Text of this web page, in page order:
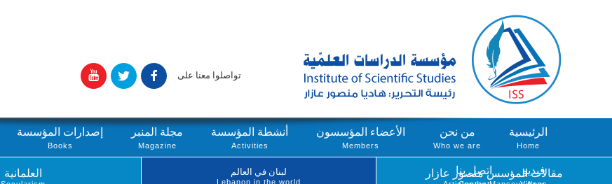
تواصلوا معنا على
الرئيسية
Home
من نحن
Who we are
الأعضاء المؤسسون
Members
أنشطة المؤسسة
Activities
مجلة المنبر
Magazine
إصدارات المؤسسة
Books
فيديو اتصل بنا
مقالات المؤسس منصور عازار لبنان في العالم
Lebanon in the world
العلمانية